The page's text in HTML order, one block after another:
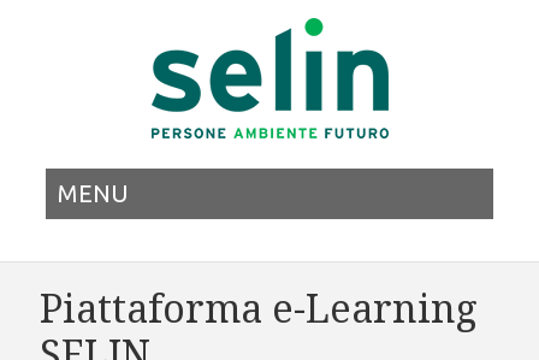
MENU
Piattaforma e-Learning